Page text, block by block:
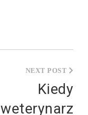
Kiedy
weterynarz